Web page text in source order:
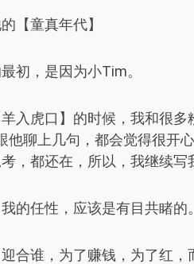
【童真年代】
初，是因为小Tim。
入虎口】的时候，我和很
他聊上几句，都会觉得很开
，都还在，所以，我继续写
的任性，应该是有目共睹的。
合谁，为了赚钱，为了红，